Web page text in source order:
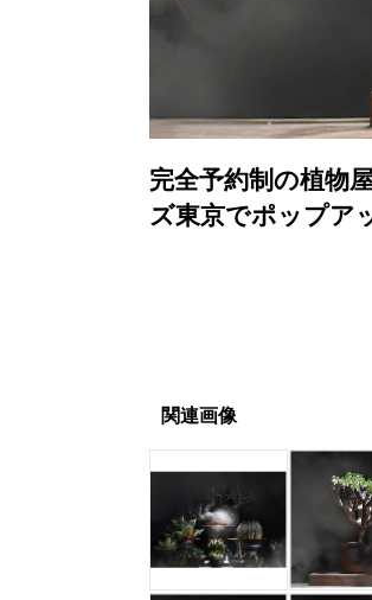
完全予約制の植物
ズ東京でポップア
関連画像